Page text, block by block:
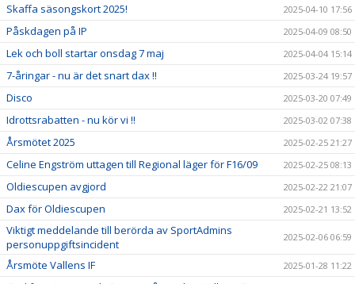
Skaffa säsongskort 2025! 2025-04-10 17:56
Påskdagen på IP 2025-04-09 08:50
Lek och boll startar onsdag 7 maj 2025-04-04 15:14
7-åringar - nu är det snart dax !! 2025-03-24 19:57
Disco 2025-03-20 07:49
Idrottsrabatten - nu kör vi !! 2025-03-02 07:38
Årsmötet 2025 2025-02-25 21:27
Celine Engström uttagen till Regional läger för F16/09 2025-02-25 08:13
Oldiescupen avgjord 2025-02-22 21:07
Dax för Oldiescupen 2025-02-21 13:52
Viktigt meddelande till berörda av SportAdmins
personuppgiftsincident
2025-02-06 06:59
Årsmöte Vallens IF 2025-01-28 11:22